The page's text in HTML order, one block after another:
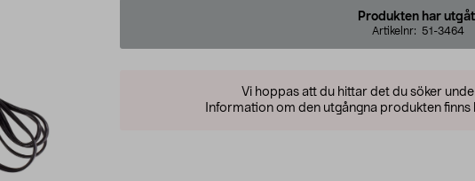
Produkten har
Artikelnr: 51-3464
Vi hoppas att du hittar det du söker
Information om den utgångna produkten finns